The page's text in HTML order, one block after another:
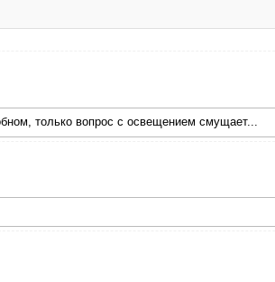
только вопрос с освещением смущает...